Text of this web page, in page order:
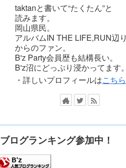
taktanと書いて“たくたん”と
読みます。
岡山県民。
アルバムIN THE LIFE,RUN辺り
からのファン。
B'z Party会員歴も結構長い。
B'z沼にどっぷり浸かってます。
・詳しいプロフィールはこちら
ブログランキング参加中！